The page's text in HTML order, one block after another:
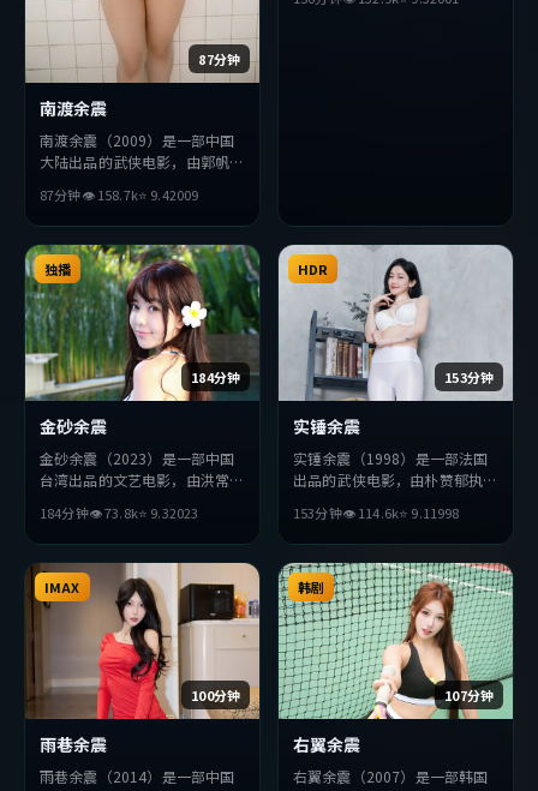
87分钟
南渡余震
南渡余震（2009）是一部中国
大陆出品的武侠电影，由郭帆执
巩俐等主演。影片在叙事与视听
上力求突破，探讨人性与抉择，
节奏张弛有度，适合喜欢该类型
的观众完整观看。
87分钟👁158.7k⭐ 9.42009
等主演。影片在叙事与视听上力
184分钟
独播
金砂余震
金砂余震（2023）是一部中国
台湾出品的文艺电影，由洪常秀
等主演。影片在叙事与视听上力
求突破，探讨人性与抉择，节奏
张弛有度，适合喜欢该类型的观
众完整观看。
184分钟👁73.8k⭐ 9.32023
153分钟
HDR
实锤余震
实锤余震（1998）是一部法国
出品的武侠电影，由朴赞郁执
演。影片在叙事与视听上力求突
破，探讨人性与抉择，节奏张弛
有度，适合喜欢该类型的观众完
整观看。
153分钟👁114.6k⭐ 9.11998
100分钟
IMAX
雨巷余震
雨巷余震（2014）是一部中国
107分钟
韩剧
右翼余震
右翼余震（2007）是一部韩国